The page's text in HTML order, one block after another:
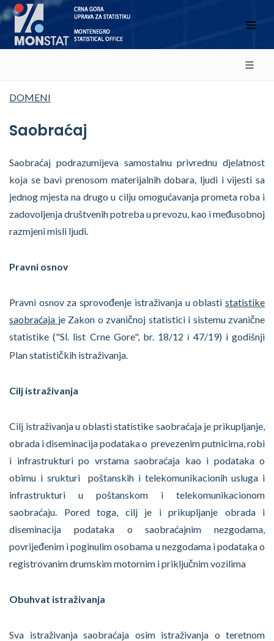
DOMENI
Saobraćaj
Saobraćaj podrazumijeva samostalnu privrednu djelatnost
koja se bavi prenosom materijalnih dobara, ljudi i vijesti sa
jednog mjesta na drugo u cilju omogućavanja prometa roba i
zadovoljenja društvenih potreba u prevozu, kao i međusobnoj
razmjeni misli ljudi.
Pravni osnov
Pravni osnov za sprovođenje istraživanja u oblasti statistike
saobraćaja je Zakon o zvaničnoj statistici i sistemu zvanične
statistike ("Sl. list Crne Gore", br. 18/12 i 47/19) i godišnji
Plan statističkih istraživanja.
Cilj istraživanja
Cilj istraživanja u oblasti statistike saobraćaja je prikupljanje,
obrada i diseminacija podataka o prevezenim putnicima, robi
i infrastrukturi po vrstama saobraćaja kao i podataka o
obimu i srukturi poštanskih i telekomunikacionih usluga i
infrastrukturi u poštanskom i telekomunikacionom
saobraćaju. Pored toga, cilj je i prikupljanje obrada i
diseminacija podataka o saobraćajnim nezgodama,
povrijeđenim i poginulim osobama u nezgodama i podataka o
registrovanim drumskim motornim i priključnim vozilima
Obuhvat istraživanja
Sva istraživanja saobraćaja osim istraživanja o teretnom